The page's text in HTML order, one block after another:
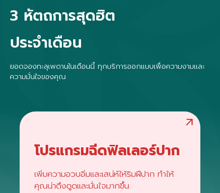
3 หัตถการสุดฮิต
ประจำเดือน
ยอดจองทะลุเพดานในเดือนนี้ ทุกบริการออกแบบเพื่อความงามและ
ความมั่นใจของคุณ
arrow_outward
โปรแกรมฉีดฟิลเลอร์ปาก
เพิ่มความอวบอิ่มและเสน่ห์ให้ริมฝีปาก ทำให้
คุณน่าดึงดูดและมั่นใจมากขึ้น